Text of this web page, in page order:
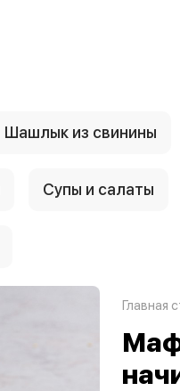
Шашлык из свинины
Супы и салаты
Главная